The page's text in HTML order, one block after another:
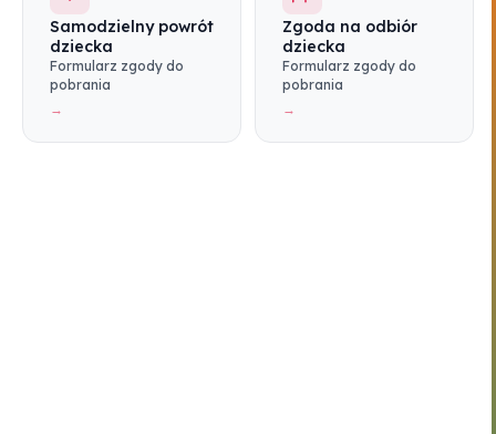
Samodzielny powrót
dziecka
Formularz zgody do
pobrania
→
Zgoda na odbiór
dziecka
Formularz zgody do
pobrania
→